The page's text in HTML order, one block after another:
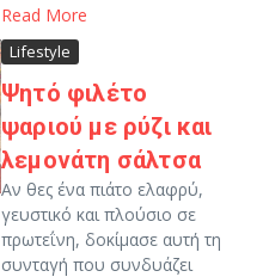
Read More
Lifestyle
Ψητό φιλέτο
ψαριού με ρύζι και
λεμονάτη σάλτσα
Αν θες ένα πιάτο ελαφρύ,
γευστικό και πλούσιο σε
πρωτεΐνη, δοκίμασε αυτή τη
συνταγή που συνδυάζει